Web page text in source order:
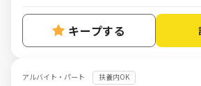
キープする
アルバイト・パート 扶養内OK